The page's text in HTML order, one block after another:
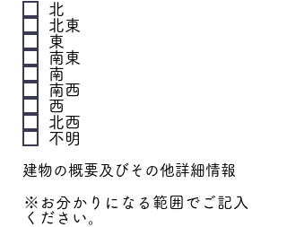
北
北東
東
南東
南
南西
西
北西
不明
​建物の概要及びその他詳細情報
※お分かりになる範囲でご記入
ください。